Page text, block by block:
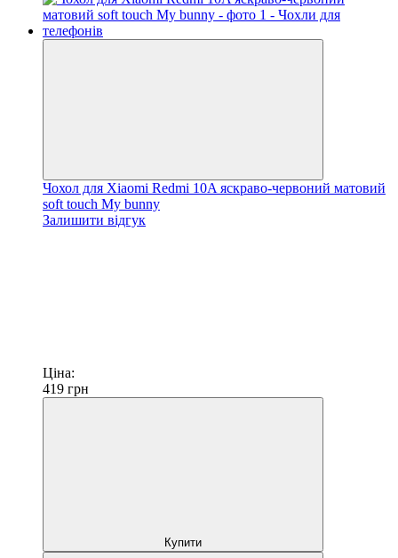
Чохол для Xiaomi Redmi 10A яскраво-червоний матовий
soft touch My bunny
Залишити відгук
Ціна:
419 грн
Купити